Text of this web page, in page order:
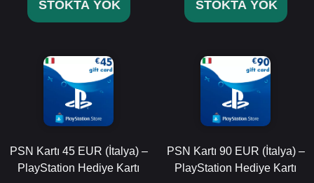
STOKTA YOK STOKTA YOK
PSN Kartı 45 EUR (İtalya) –
PlayStation Hediye Kartı
PSN Kartı 90 EUR (İtalya) –
PlayStation Hediye Kartı